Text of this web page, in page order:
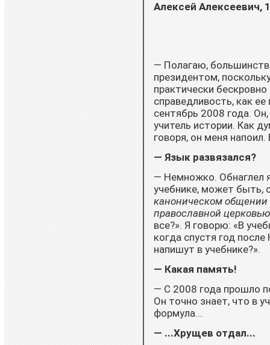
Алексей Алексеевич,
— Полагаю,
президентом,
прак­тически
справедливость, как
сентябрь 2008 года.
учитель истории. Как
говоря, он меня
— Язык развязался?
— Немножко. Обнаглел
учебнике, может быть,
каноническом общении
православной
все?». Я говорю: «В
когда спустя год
напишут в учебнике?».
— Какая память!
— С 2008 года прошло
Он точно знает, что в
формула...
— ...Хрущев отдал...